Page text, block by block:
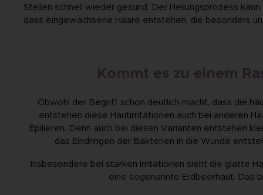
Stellen schnell wieder gesund. Der Heilungsprozess kann
dass eingewachsene Haare entstehen, die besonders
Kommt es zu einem
Obwohl der Begriff schon deutlich macht, dass die
entstehen diese Hautirritationen auch bei anderen
Epilieren. Denn auch bei diesen Varianten entstehen
das Eindringen der Bakterien in die Wunde
Insbesondere bei starken Irritationen sieht die glatte
eine sogenannte Erdbeerhaut. Das